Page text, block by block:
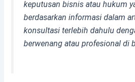
keputusan bisnis atau hukum
berdasarkan informasi dalam
konsultasi terlebih dahulu
berwenang atau profesional di